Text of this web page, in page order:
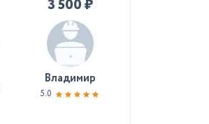
3 500 ₽
Владимир
5.0